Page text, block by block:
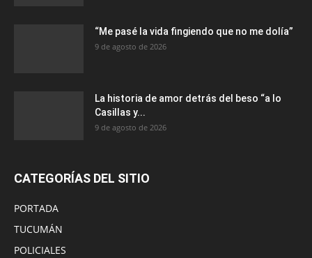
“Me pasé la vida fingiendo que no me dolía”
9 de agosto de 2026
La historia de amor detrás del beso “a lo
Casillas y...
9 de agosto de 2026
CATEGORÍAS DEL SITIO
PORTADA
TUCUMÁN
POLICIALES